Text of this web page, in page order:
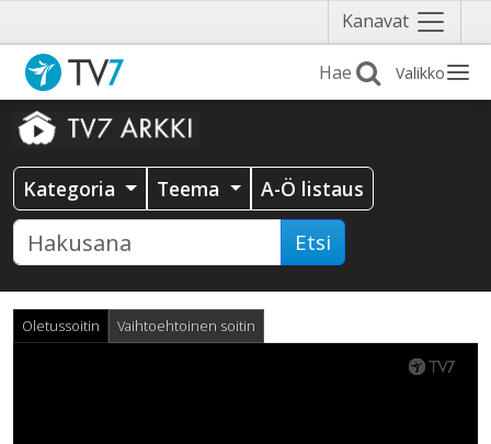
Kanavat Näytä
valikko
Valikko
Kategoria Teema A-Ö listaus
Etsi
Oletussoitin Vaihtoehtoinen soitin